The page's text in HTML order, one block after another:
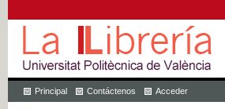
Principal Contáctenos Acceder